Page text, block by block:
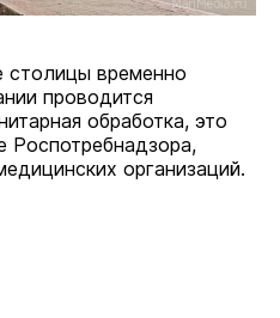
столицы временно
проводится
обработка, это
Роспотребнадзора,
организаций.